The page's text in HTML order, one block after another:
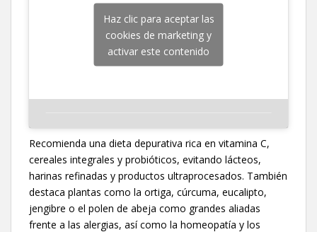
Haz clic para aceptar las
cookies de marketing y
activar este contenido
Recomienda una dieta depurativa rica en vitamina C,
cereales integrales y probióticos, evitando lácteos,
harinas refinadas y productos ultraprocesados. También
destaca plantas como la ortiga, cúrcuma, eucalipto,
jengibre o el polen de abeja como grandes aliadas
frente a las alergias, así como la homeopatía y los